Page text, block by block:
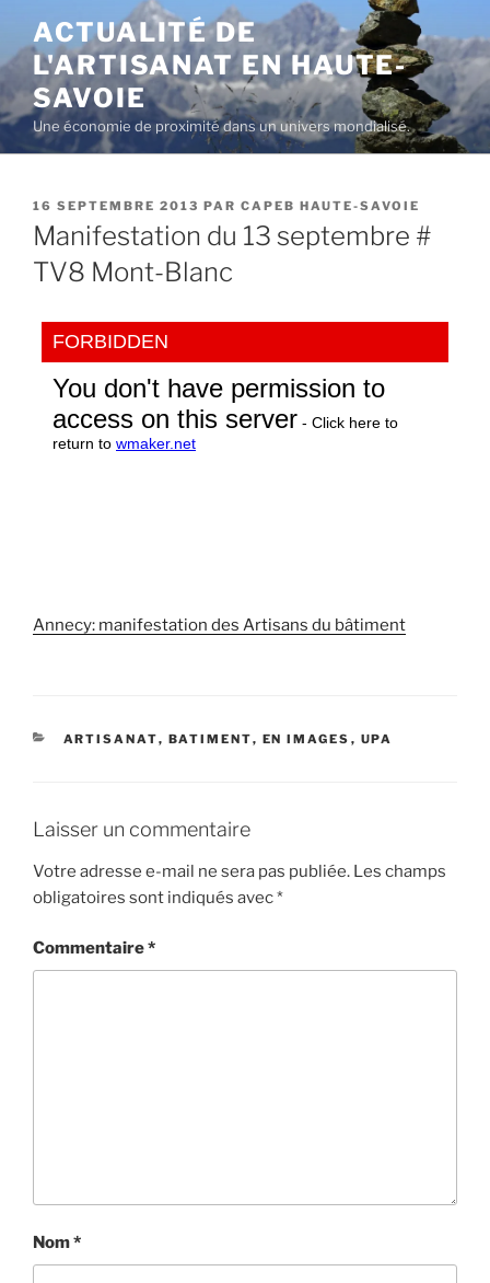
contenu
principal
ACTUALITÉ DE
L'ARTISANAT EN HAUTE-
SAVOIE
Une économie de proximité dans un univers mondialisé.
PUBLIÉ
LE
16 SEPTEMBRE 2013 PAR CAPEB HAUTE-SAVOIE
Manifestation du 13 septembre #
TV8 Mont-Blanc
Annecy: manifestation des Artisans du bâtiment
CATÉGORIES
ARTISANAT, BATIMENT, EN IMAGES , UPA
Laisser un commentaire
Votre adresse e-mail ne sera pas publiée. Les champs
obligatoires sont indiqués avec*
Commentaire*
Nom*